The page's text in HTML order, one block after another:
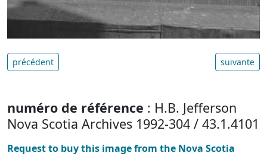
précédent suivante
numéro de référence : H.B. Jefferson
Nova Scotia Archives 1992-304 / 43.1.4101
Request to buy this image from the Nova Scotia